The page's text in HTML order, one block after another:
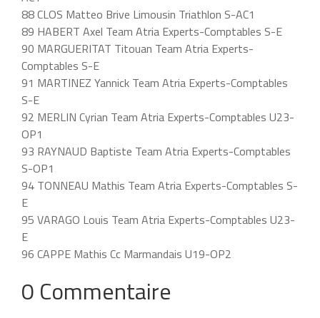
88 CLOS Matteo Brive Limousin Triathlon S-AC1
89 HABERT Axel Team Atria Experts-Comptables S-E
90 MARGUERITAT Titouan Team Atria Experts-
Comptables S-E
91 MARTINEZ Yannick Team Atria Experts-Comptables
S-E
92 MERLIN Cyrian Team Atria Experts-Comptables U23-
OP1
93 RAYNAUD Baptiste Team Atria Experts-Comptables
S-OP1
94 TONNEAU Mathis Team Atria Experts-Comptables S-
E
95 VARAGO Louis Team Atria Experts-Comptables U23-
E
96 CAPPE Mathis Cc Marmandais U19-OP2
0 Commentaire